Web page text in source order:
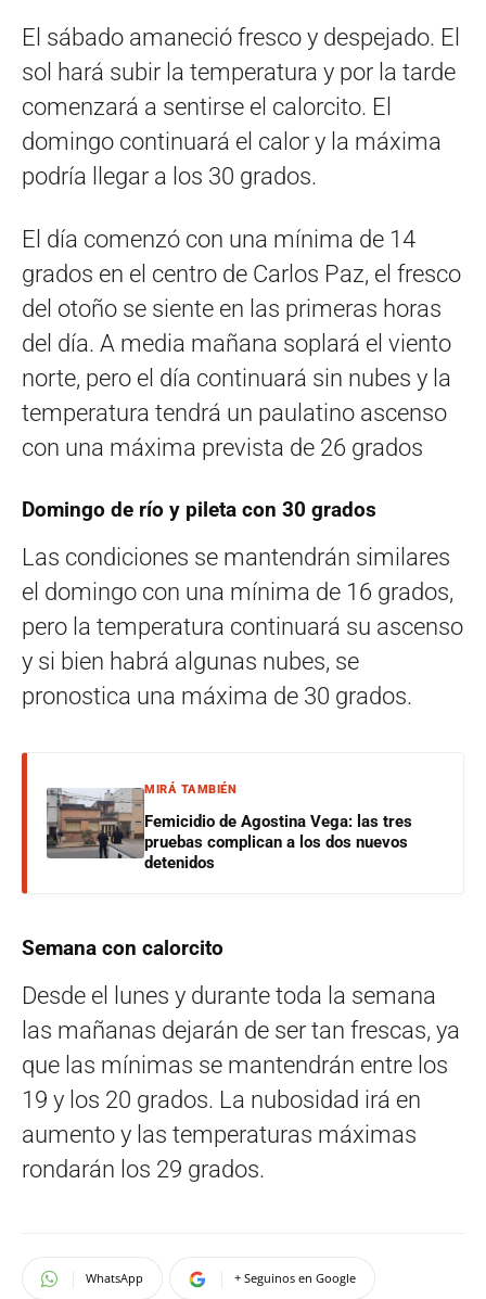
El sábado amaneció fresco y despejado. El
sol hará subir la temperatura y por la tarde
comenzará a sentirse el calorcito. El
domingo continuará el calor y la máxima
podría llegar a los 30 grados.
El día comenzó con una mínima de 14
grados en el centro de Carlos Paz, el fresco
del otoño se siente en las primeras horas
del día. A media mañana soplará el viento
norte, pero el día continuará sin nubes y la
temperatura tendrá un paulatino ascenso
con una máxima prevista de 26 grados
Domingo de río y pileta con 30 grados
Las condiciones se mantendrán similares
el domingo con una mínima de 16 grados,
pero la temperatura continuará su ascenso
y si bien habrá algunas nubes, se
pronostica una máxima de 30 grados.
MIRÁ TAMBIÉN
Femicidio de Agostina Vega: las tres
pruebas complican a los dos nuevos
detenidos
Semana con calorcito
Desde el lunes y durante toda la semana
las mañanas dejarán de ser tan frescas, ya
que las mínimas se mantendrán entre los
19 y los 20 grados. La nubosidad irá en
aumento y las temperaturas máximas
rondarán los 29 grados.
WhatsApp + Seguinos en Google